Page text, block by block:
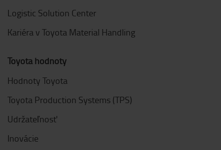
Logistic Solution Center
Kariéra v Toyota Material Handling
Toyota hodnoty
Hodnoty Toyota
Toyota Production Systems (TPS)
Udržateľnosť
Inovácie